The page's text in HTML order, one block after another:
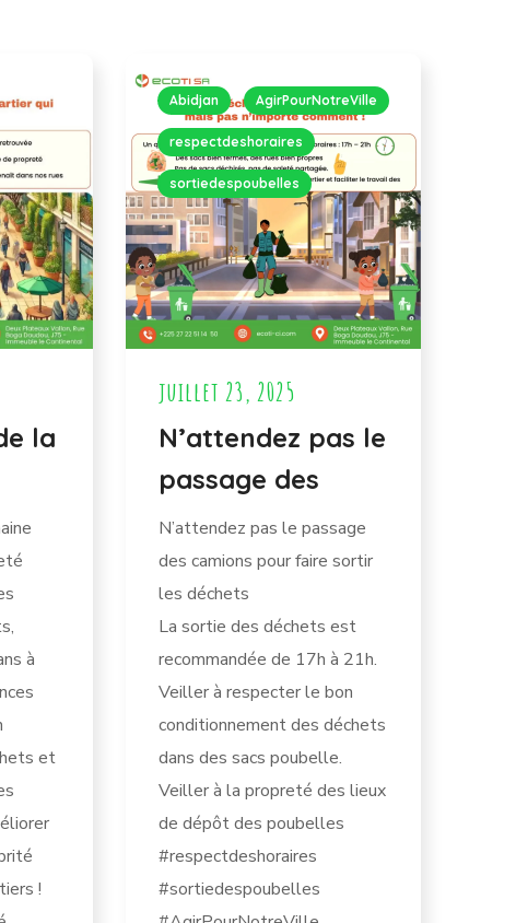
la
à
et
!
Abidjan AgirPourNotreVille
respectdeshoraires
sortiedespoubelles
juillet 23, 2025
N’attendez pas le
passage des
N’attendez pas le passage
des camions pour faire sortir
les déchets
La sortie des déchets est
recommandée de 17h à 21h.
Veiller à respecter le bon
conditionnement des déchets
dans des sacs poubelle.
Veiller à la propreté des lieux
de dépôt des poubelles
#respectdeshoraires
#sortiedespoubelles